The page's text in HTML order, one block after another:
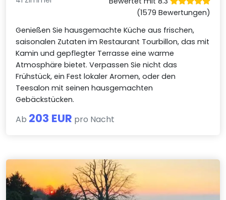
(1579 Bewertungen)
Genießen Sie hausgemachte Küche aus frischen,
saisonalen Zutaten im Restaurant Tourbillon, das mit
Kamin und gepflegter Terrasse eine warme
Atmosphäre bietet. Verpassen Sie nicht das
Frühstück, ein Fest lokaler Aromen, oder den
Teesalon mit seinen hausgemachten
Gebäckstücken.
Ab 203 EUR pro Nacht